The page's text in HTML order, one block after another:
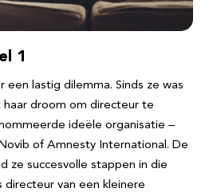
1
lastig dilemma. Sinds ze was
haar droom om directeur te
ideële organisatie –
of Amnesty International. De
ze succesvolle stappen in die
directeur van een kleinere